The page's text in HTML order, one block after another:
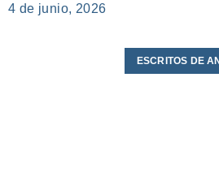
4 de junio, 2026
ESCRITOS DE